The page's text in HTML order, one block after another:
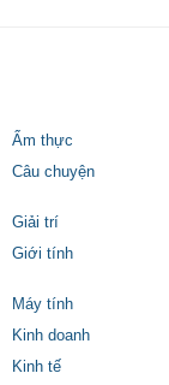
Ẩm thực
Câu chuyện
Giải trí
Giới tính
Máy tính
Kinh doanh
Kinh tế